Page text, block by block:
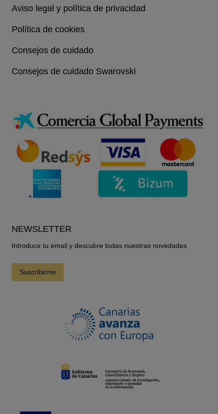
Aviso legal y política de privacidad
Política de cookies
Consejos de cuidado
Consejos de cuidado Swarovski
NEWSLETTER
Introduce tu email y descubre todas nuestras novedades
Suscribirme